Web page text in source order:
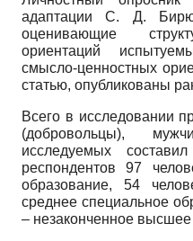
адаптации С. Д.
оценивающие
ориентаций
смысло-ценностных
статью, опубликованы
Всего в исследовании
(добровольцы),
исследуемых
респондентов 97
образование, 54
среднее специальное
– незаконченное